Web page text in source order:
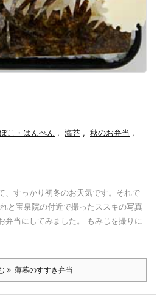
こ・はんぺん , 海苔 , 秋のお弁当 ,
、すっかり初冬のお天気です。それで
と宝泉院の付近で撮ったススキの写真
弁当にしてみました。 もみじを撮りに
薄暮のすすき弁当